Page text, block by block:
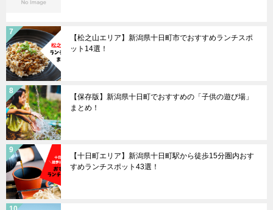
【松之山エリア】新潟県十日町市でおすすめランチスポ
ット14選！
【保存版】新潟県十日町でおすすめの「子供の遊び場」
まとめ！
【十日町エリア】新潟県十日町駅から徒歩15分圏内おす
すめランチスポット43選！